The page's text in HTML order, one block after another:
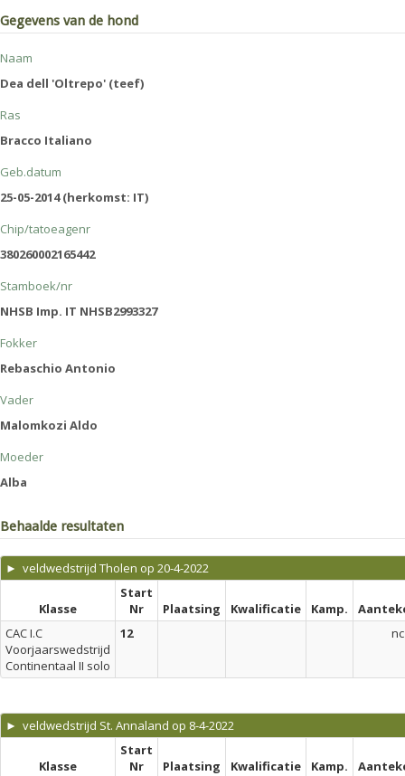
Gegevens van de hond
Naam
Dea dell 'Oltrepo' (teef)
Ras
Bracco Italiano
Geb.datum
25-05-2014 (herkomst: IT)
Chip/tatoeagenr
380260002165442
Stamboek/nr
NHSB Imp. IT NHSB2993327
Fokker
Rebaschio Antonio
Vader
Malomkozi Aldo
Moeder
Alba
Behaalde resultaten
► veldwedstrijd Tholen op 20-4-2022
Klasse
Start
Nr
Plaatsing Kwalificatie Kamp.
CAC I.C
Voorjaarswedstrijd
Continentaal II solo
12 nc
► veldwedstrijd St. Annaland op 8-4-2022
Klasse
Start
Nr
Plaatsing Kwalificatie Kamp.